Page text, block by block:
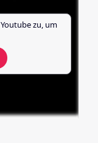
Youtubezu, um